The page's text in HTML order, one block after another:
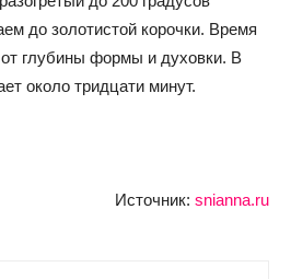
до золотистой корочки. Время
от глубины формы и духовки. В
около тридцати минут.
Источник: snianna.ru